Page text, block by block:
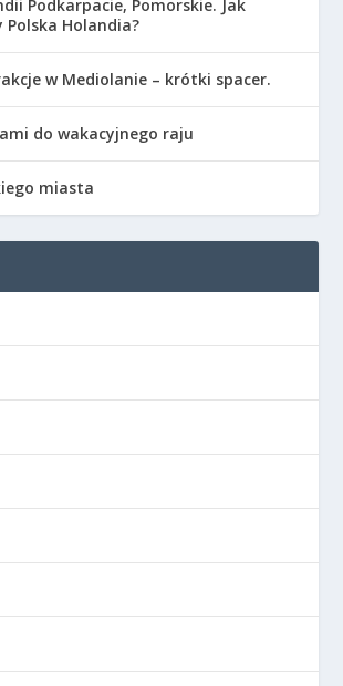
Podkarpacie, Pomorskie. Jak
Polska Holandia?
w Mediolanie – krótki spacer.
do wakacyjnego raju
miasta